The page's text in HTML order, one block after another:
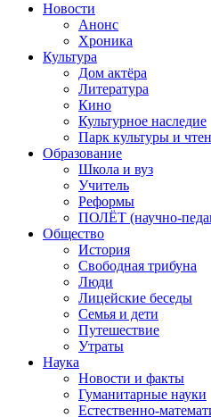
Новости
Анонс
Хроника
Культура
Дом актёра
Литература
Кино
Культурное наследие
Парк культуры и
Образование
Школа и вуз
Учитель
Реформы
ПОЛЁТ (научно-
Общество
История
Свободная трибуна
Люди
Лицейские беседы
Семья и дети
Путешествие
Утраты
Наука
Новости и факты
Гуманитарные науки
Естественно-